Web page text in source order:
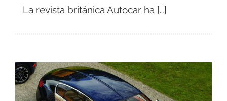
La revista británica Autocar ha […]